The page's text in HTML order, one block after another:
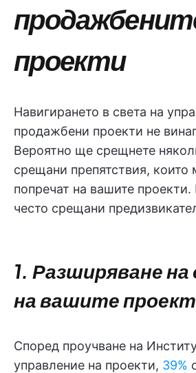
проекти
Навигирането в света на
продажбени проекти не
Вероятно ще срещнете
срещани препятствия, които
попречат на вашите проекти.
често срещани
1. Разширяване
на вашите
Според проучване на
управление на проекти, 39%